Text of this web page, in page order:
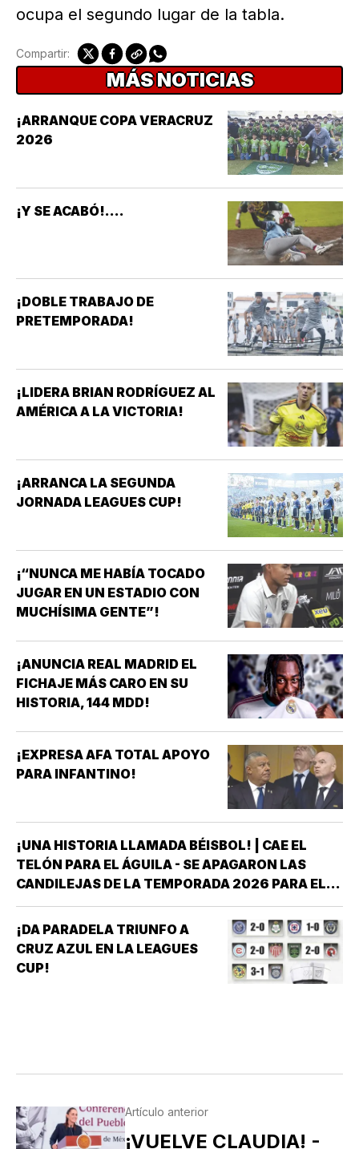
ocupa el segundo lugar de la tabla.
Compartir:
MÁS NOTICIAS
¡ARRANQUE COPA VERACRUZ
2026
¡Y SE ACABÓ!....
¡DOBLE TRABAJO DE
PRETEMPORADA!
¡LIDERA BRIAN RODRÍGUEZ AL
AMÉRICA A LA VICTORIA!
¡ARRANCA LA SEGUNDA
JORNADA LEAGUES CUP!
¡“NUNCA ME HABÍA TOCADO
JUGAR EN UN ESTADIO CON
MUCHÍSIMA GENTE”!
¡ANUNCIA REAL MADRID EL
FICHAJE MÁS CARO EN SU
HISTORIA, 144 MDD!
¡EXPRESA AFA TOTAL APOYO
PARA INFANTINO!
¡UNA HISTORIA LLAMADA BÉISBOL! | CAE EL
TELÓN PARA EL ÁGUILA - SE APAGARON LAS
CANDILEJAS DE LA TEMPORADA 2026 PARA EL
ÁGUILA DE VERACRUZ *LA NOVENA JAROCHA
CERRÓ SU CALENDARIO CON UNA VICTORIA DE
10-6 SOBRE PERICOS DE PUEBLA, PERO EL
TRIUNFO YA NO…
¡DA PARADELA TRIUNFO A
CRUZ AZUL EN LA LEAGUES
CUP!
Artículo anterior
¡VUELVE CLAUDIA! -